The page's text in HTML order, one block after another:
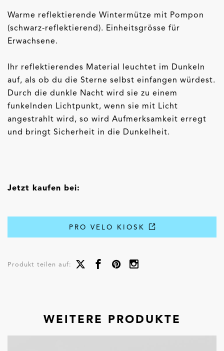
Warme reflektierende Wintermütze mit Pompon
(schwarz-reflektierend). Einheitsgrösse für
Erwachsene.
Ihr reflektierendes Material leuchtet im Dunkeln
auf, als ob du die Sterne selbst einfangen würdest.
Durch die dunkle Nacht wird sie zu einem
funkelnden Lichtpunkt, wenn sie mit Licht
angestrahlt wird, so wird Aufmerksamkeit erregt
und bringt Sicherheit in die Dunkelheit.
Jetzt kaufen bei:
PRO VELO KIOSK
Produkt teilen auf:
WEITERE PRODUKTE